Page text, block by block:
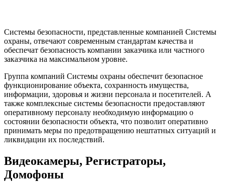
Системы безопасности, представленные компанией Системы
охраны, отвечают современным стандартам качества и
обеспечат безопасность компании заказчика или частного
заказчика на максимальном уровне.
Группа компаний Системы охраны обеспечит безопасное
функционирование объекта, сохранность имущества,
информации, здоровья и жизни персонала и посетителей. А
также комплексные системы безопасности предоставляют
оперативному персоналу необходимую информацию о
состоянии безопасности объекта, что позволит оперативно
принимать меры по предотвращению нештатных ситуаций и
ликвидации их последствий.
Видеокамеры, Регистраторы,
Домофоны